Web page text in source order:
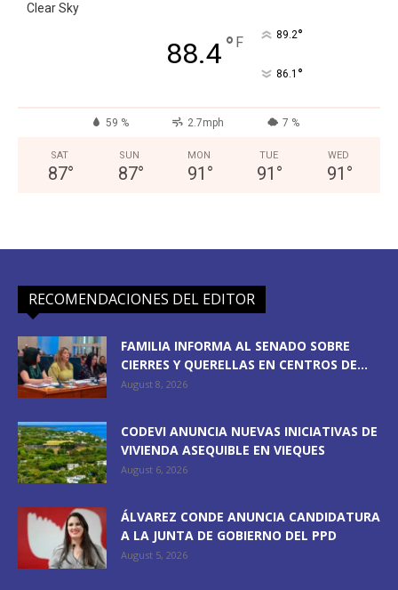
Clear Sky
88.4° F 89.2°
86.1 °
59 % 2.7mph 7 %
SAT
87°
SUN
87°
MON
91 °
TUE
91 °
WED
91 °
RECOMENDACIONES DEL EDITOR
FAMILIA INFORMA AL SENADO SOBRE
CIERRES Y QUERELLAS EN CENTROS DE...
August 8, 2026
CODEVI ANUNCIA NUEVAS INICIATIVAS DE
VIVIENDA ASEQUIBLE EN VIEQUES
August 6, 2026
ÁLVAREZ CONDE ANUNCIA CANDIDATURA
A LA JUNTA DE GOBIERNO DEL PPD
August 5, 2026